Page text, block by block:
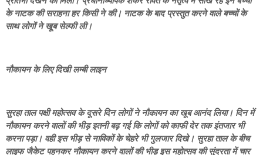
के नाटक की सराहना हर किसी ने की। नाटक के बाद प्रस्तुत करने वाले बच्चों के
साथ लोगों ने खूब सेल्फी ली।
नौकायन के लिए दिखी लम्बी लाइन
सुरहा ताल पक्षी महोत्सव के दूसरे दिन लोगों ने नौकायन का खूब आनंद लिया। दिन में
नौकायन करने वालों की भीड़ इतनी बढ़ गई कि लोगों को काफी देर तक इंतजार भी
करना पड़ा। वही इस भीड़ से नाविकों के चेहरे भी गुलजार दिखे। सुरहा ताल के बीच
लाइफ जैकेट पहनकर नौकायन करने वालों की भीड़ इस महोत्सव की सुंदरता में चार